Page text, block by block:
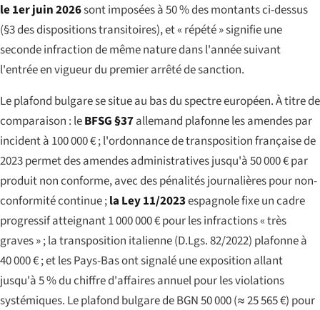
le 1er juin 2026sont imposées à 50 % des montants ci-dessus
(§3 des dispositions transitoires), et « répété » signifie une
seconde infraction de même nature dans l'année suivant
l'entrée en vigueur du premier arrêté de sanction.
Le plafond bulgare se situe au bas du spectre européen. À titre de
comparaison : leBFSG §37allemand plafonne les amendes par
incident à 100 000 € ; l'ordonnance de transposition française de
2023 permet des amendes administratives jusqu'à 50 000 € par
produit non conforme, avec des pénalités journalières pour non-
conformité continue ;la Ley 11/2023espagnole fixe un cadre
progressif atteignant 1 000 000 € pour les infractions « très
graves » ; la transposition italienne (D.Lgs. 82/2022) plafonne à
40 000 € ; et les Pays-Bas ont signalé une exposition allant
jusqu'à 5 % du chiffre d'affaires annuel pour les violations
systémiques. Le plafond bulgare de BGN 50 000 (≈ 25 565 €) pour